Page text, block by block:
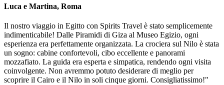
Luca e Martina, Roma
Il nostro viaggio in Egitto con Spirits Travel è stato semplicemente
indimenticabile! Dalle Piramidi di Giza al Museo Egizio, ogni
esperienza era perfettamente organizzata. La crociera sul Nilo è stata
un sogno: cabine confortevoli, cibo eccellente e panorami
mozzafiato. La guida era esperta e simpatica, rendendo ogni visita
coinvolgente. Non avremmo potuto desiderare di meglio per
scoprire il Cairo e il Nilo in soli cinque giorni. Consigliatissimo!"